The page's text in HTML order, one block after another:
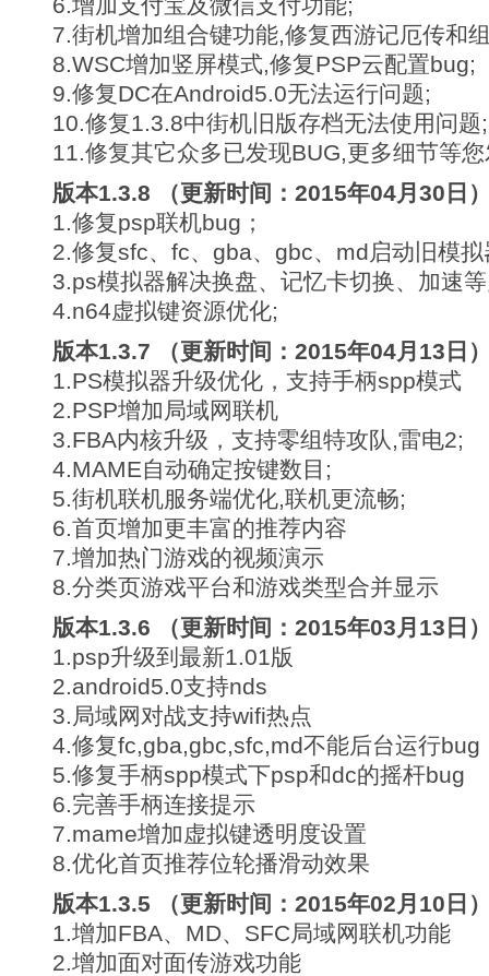
7.街机增加组合键功能,修复西游记厄传和
8.WSC增加竖屏模式,修复PSP云配置bug;
9.修复DC在Android5.0无法运行问题;
10.修复1.3.8中街机旧版存档无法使用问题;
11.修复其它众多已发现BUG,更多细节等
版本1.3.8 （更新时间：2015年04月30日
1.修复psp联机bug；
2.修复sfc、fc、gba、gbc、md启动旧模
3.ps模拟器解决换盘、记忆卡切换、加速
4.n64虚拟键资源优化;
版本1.3.7 （更新时间：2015年04月13日
1.PS模拟器升级优化，支持手柄spp模式
2.PSP增加局域网联机
3.FBA内核升级，支持零组特攻队,雷电2;
4.MAME自动确定按键数目;
5.街机联机服务端优化,联机更流畅;
6.首页增加更丰富的推荐内容
7.增加热门游戏的视频演示
8.分类页游戏平台和游戏类型合并显示
版本1.3.6 （更新时间：2015年03月13日
1.psp升级到最新1.01版
2.android5.0支持nds
3.局域网对战支持wifi热点
4.修复fc,gba,gbc,sfc,md不能后台运行bug
5.修复手柄spp模式下psp和dc的摇杆bug
6.完善手柄连接提示
7.mame增加虚拟键透明度设置
8.优化首页推荐位轮播滑动效果
版本1.3.5 （更新时间：2015年02月10日
1.增加FBA、MD、SFC局域网联机功能
2.增加面对面传游戏功能